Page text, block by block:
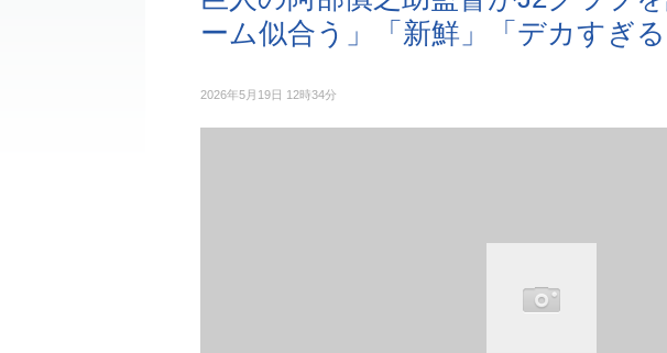
ーム似合う」「新鮮」「デカすぎ
2026年5月19日 12時34分